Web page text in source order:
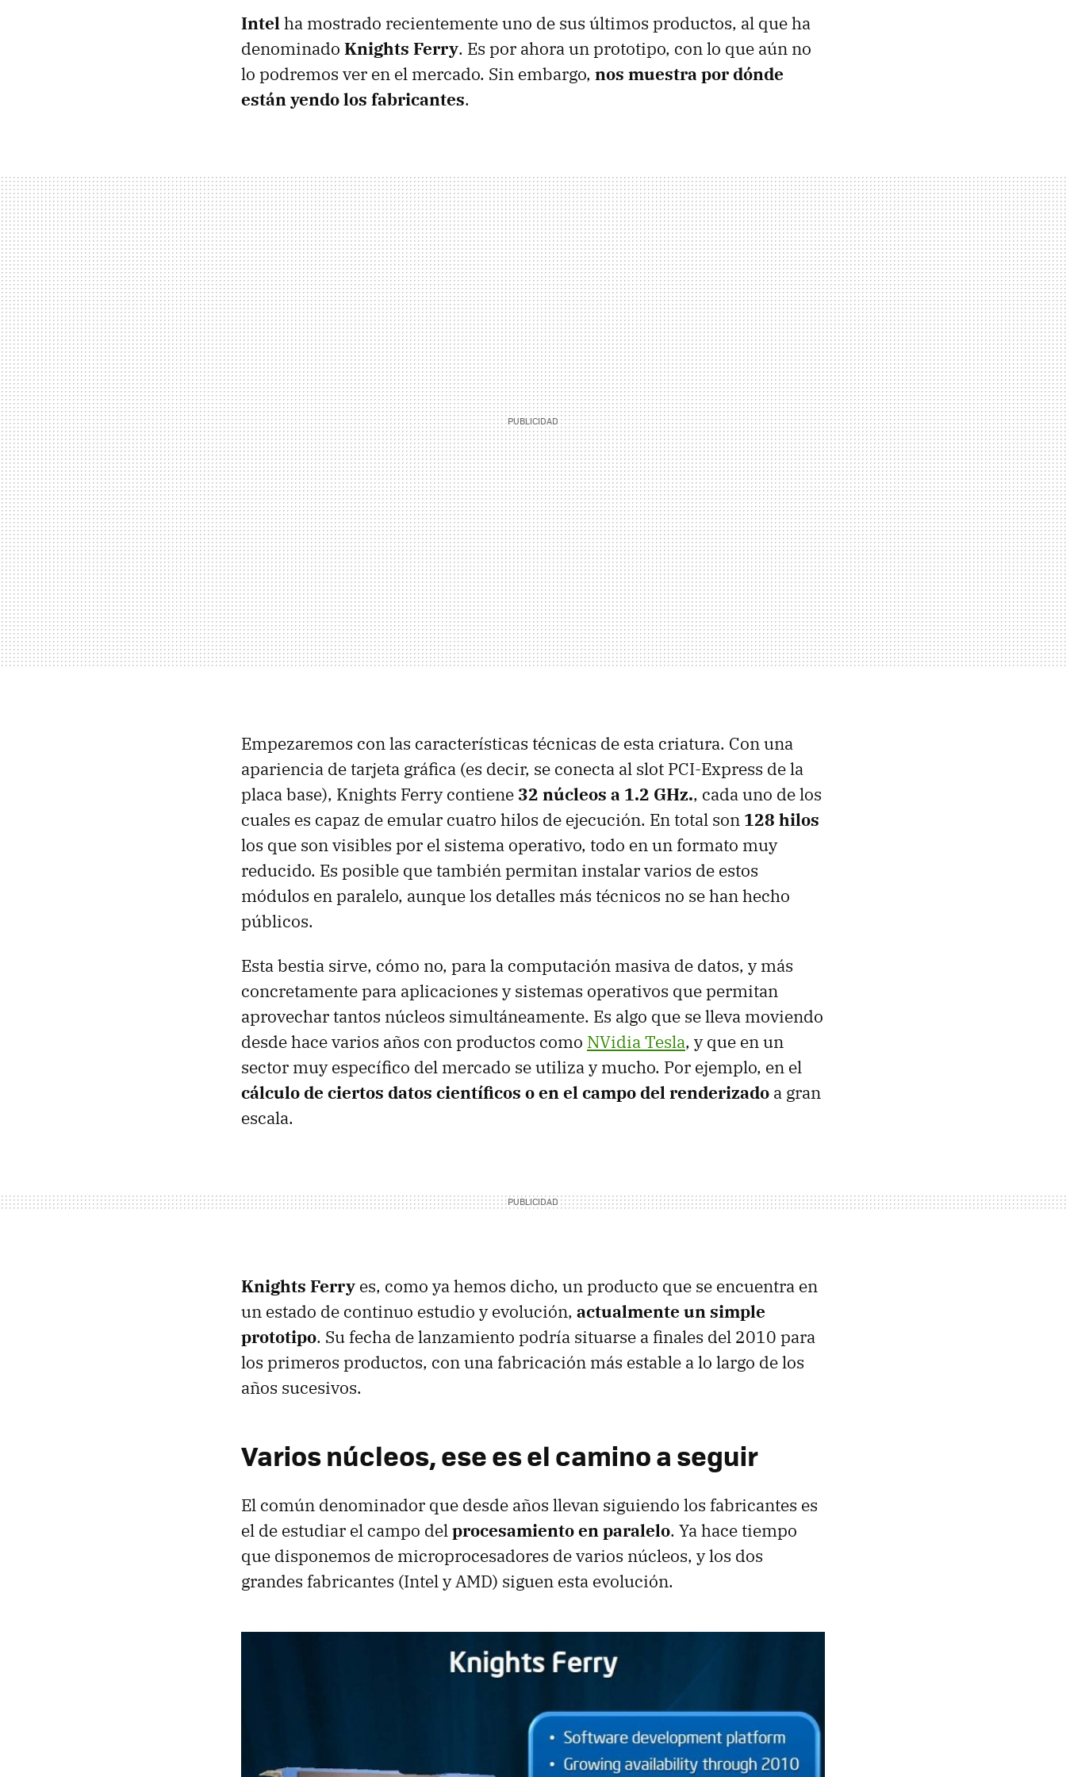
Intelha mostrado recientemente uno de sus últimos productos, al que ha
denominado Knights Ferry. Es por ahora un prototipo, con lo que aún no
lo podremos ver en el mercado. Sin embargo, nos muestra por dónde
están yendo los fabricantes.
Empezaremos con las características técnicas de esta criatura. Con una
apariencia de tarjeta gráfica (es decir, se conecta al slot PCI-Express de la
placa base), Knights Ferry contiene 32 núcleos a 1.2 GHz., cada uno de los
cuales es capaz de emular cuatro hilos de ejecución. En total son 128 hilos
los que son visibles por el sistema operativo, todo en un formato muy
reducido. Es posible que también permitan instalar varios de estos
módulos en paralelo, aunque los detalles más técnicos no se han hecho
públicos.
Esta bestia sirve, cómo no, para la computación masiva de datos, y más
concretamente para aplicaciones y sistemas operativos que permitan
aprovechar tantos núcleos simultáneamente. Es algo que se lleva moviendo
desde hace varios años con productos como NVidia Tesla, y que en un
sector muy específico del mercado se utiliza y mucho. Por ejemplo, en el
cálculo de ciertos datos científicos o en el campo del renderizado a gran
escala.
Knights Ferry es, como ya hemos dicho, un producto que se encuentra en
un estado de continuo estudio y evolución, actualmente un simple
prototipo. Su fecha de lanzamiento podría situarse a finales del 2010 para
los primeros productos, con una fabricación más estable a lo largo de los
años sucesivos.
Varios núcleos, ese es el camino a seguir
El común denominador que desde años llevan siguiendo los fabricantes es
el de estudiar el campo delprocesamiento en paralelo. Ya hace tiempo
que disponemos de microprocesadores de varios núcleos, y los dos
grandes fabricantes (Intel yAMD) siguen esta evolución.